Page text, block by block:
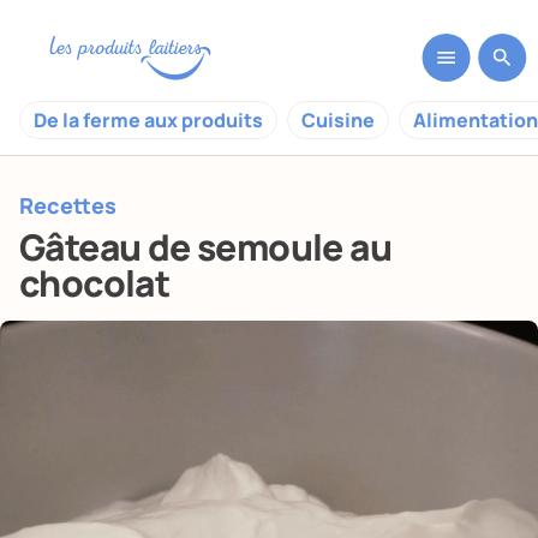
De la ferme aux produits Cuisine
Recettes
Gâteau de semoule au
chocolat